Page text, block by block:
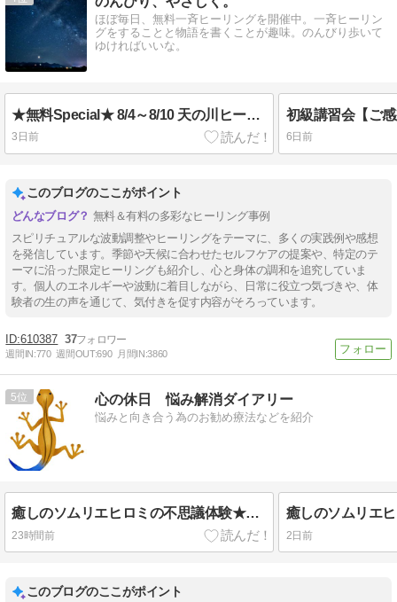
ほぼ毎日、無料一斉ヒーリングを開催中。一斉ヒーリン
グをすることと物語を書くことが趣味。のんびり歩いて
ゆければいいな。
★無料Special★ 8/4～8/10 天の川ヒーリング＆祈りの場
3日前 6日前
このブログのここがポイント
無料＆有料の多彩なヒーリング事例
スピリチュアルな波動調整やヒーリングをテーマに、多くの実践例や感想
を発信しています。季節や天候に合わせたセルフケアの提案や、特定のテ
ーマに沿った限定ヒーリングも紹介し、心と身体の調和を追究していま
す。個人のエネルギーや波動に着目しながら、日常に役立つ気づきや、体
験者の生の声を通じて、気付きを促す内容がそろっています。
610387 37
週間IN:770 週間OUT:690 月間IN:3860
5 心の休日 悩み解消ダイアリー
悩みと向き合う為のお勧め療法などを紹介
癒しのソムリエヒロミの不思議体験★亡き妹？それとも父？➁
23時間前 2日前
このブログのここがポイント